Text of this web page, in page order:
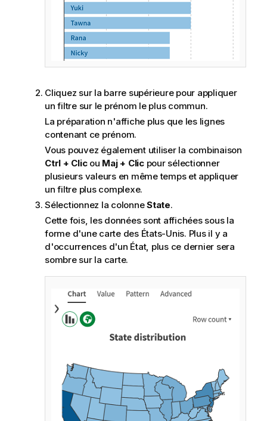
Cliquez sur la barre supérieure pour appliquer
un filtre sur le prénom le plus commun.
La préparation n'affiche plus que les lignes
contenant ce prénom.
Vous pouvez également utiliser la combinaison
Ctrl + Clicou Maj + Clicpour sélectionner
plusieurs valeurs en même temps et appliquer
un filtre plus complexe.
Sélectionnez la colonneState.
Cette fois, les données sont affichées sous la
forme d'une carte des États-Unis. Plus il y a
d'occurrences d'un État, plus ce dernier sera
sombre sur la carte.